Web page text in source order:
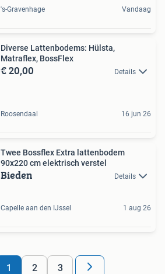
's-Gravenhage Vandaag
Diverse Lattenbodems: Hülsta,
Matraflex, BossFlex
€ 20,00 Details
Roosendaal 16 jun 26
Twee Bossflex Extra lattenbodem
90x220 cm elektrisch verstel
Bieden Details
Capelle aan den IJssel 1 aug 26
1 2 3